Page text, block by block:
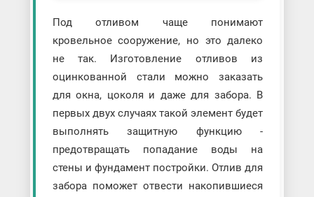
Под отливом чаще понимают
кровельное сооружение, но это далеко
не так. Изготовление отливов из
оцинкованной стали можно заказать
для окна, цоколя и даже для забора. В
первых двух случаях такой элемент будет
выполнять защитную функцию -
предотвращать попадание воды на
стены и фундамент постройки. Отлив для
забора поможет отвести накопившиеся